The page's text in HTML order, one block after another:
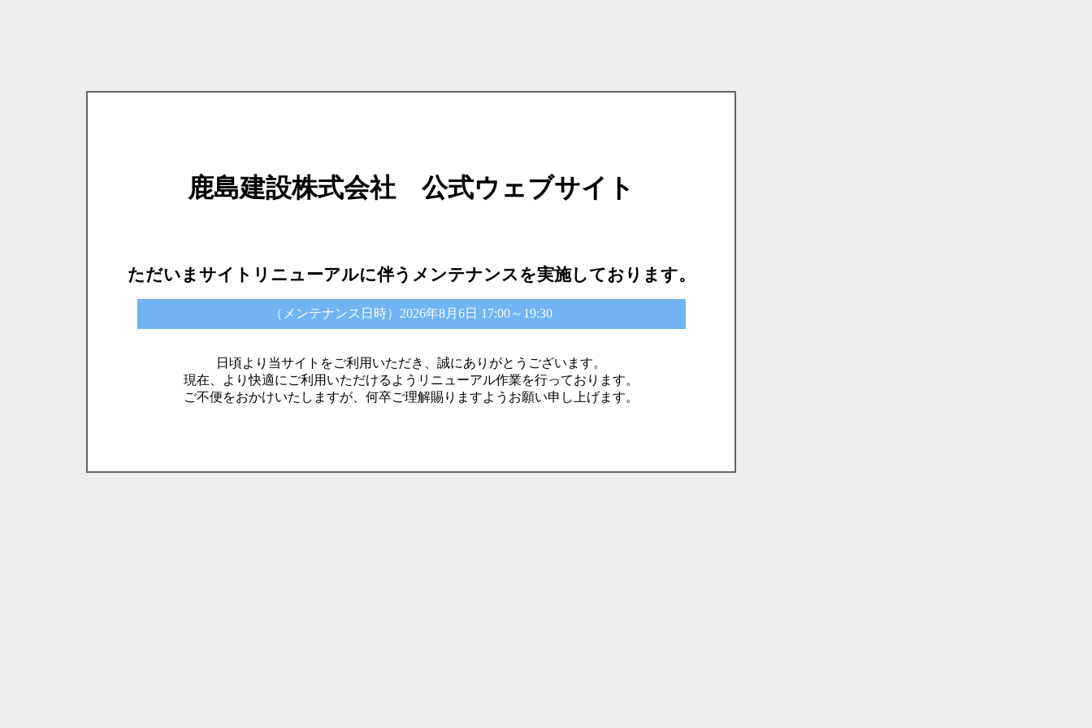
鹿島建設株式会社 公式ウェブサイト
ただいまサイトリニューアルに伴うメンテナンスを実施しております。
（メンテナンス日時）2026年8月6日 17:00～19:30
日頃より当サイトをご利用いただき、誠にありがとうございます。
現在、より快適にご利用いただけるようリニューアル作業を行っております。
ご不便をおかけいたしますが、何卒ご理解賜りますようお願い申し上げます。